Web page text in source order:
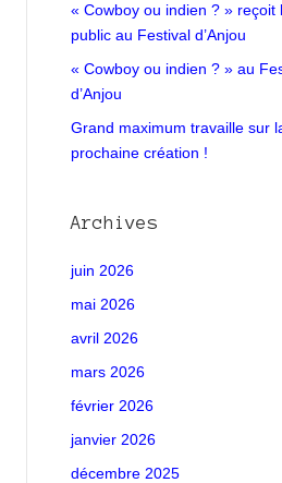
« Cowboy ou indien ? » reçoit
public au Festival d’Anjou
« Cowboy ou indien ? » au
d’Anjou
Grand maximum travaille sur
prochaine création !
Archives
juin 2026
mai 2026
avril 2026
mars 2026
février 2026
janvier 2026
décembre 2025